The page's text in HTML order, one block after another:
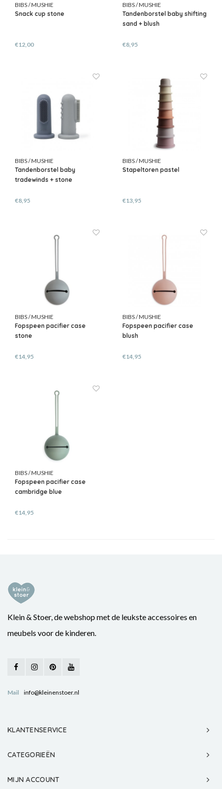
BIBS / MUSHIE
Snack cup stone
€12,00
BIBS / MUSHIE
Tandenborstel baby shifting
sand + blush
€8,95
BIBS / MUSHIE
Tandenborstel baby
tradewinds + stone
€8,95
BIBS / MUSHIE
Stapeltoren pastel
€13,95
BIBS / MUSHIE
Fopspeen pacifier case
stone
€14,95
BIBS / MUSHIE
Fopspeen pacifier case
blush
€14,95
BIBS / MUSHIE
Fopspeen pacifier case
cambridge blue
€14,95
Klein & Stoer, de webshop met de leukste accessoires en
meubels voor de kinderen.
Mail info@kleinenstoer.nl
KLANTENSERVICE
CATEGORIEËN
MIJN ACCOUNT